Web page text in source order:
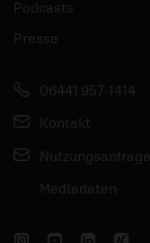
Podcasts
Presse
06441 957-1414
Kontakt
Nutzungsanfrage
Mediadaten